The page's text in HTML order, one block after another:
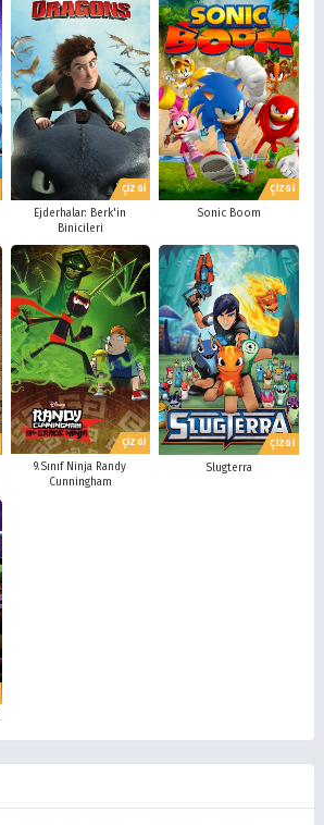
ÇİZGİ
Ejderhalar: Berk'in
Binicileri
ÇİZGİ
Sonic Boom
ÇİZGİ
9.Sınıf Ninja Randy
Cunningham
ÇİZGİ
Slugterra